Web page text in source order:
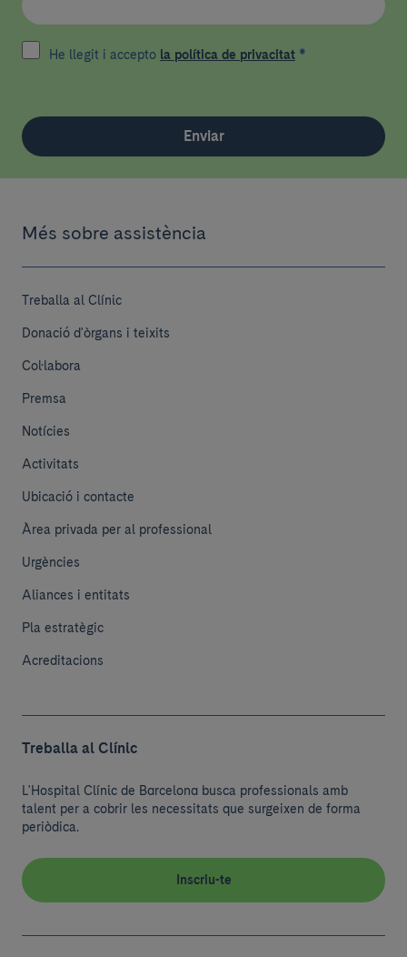
He llegit i accepto la política de privacitat *
Enviar
Més sobre assistència
Treballa al Clínic
Donació d'òrgans i teixits
Col·labora
Premsa
Notícies
Activitats
Ubicació i contacte
Àrea privada per al professional
Urgències
Aliances i entitats
Pla estratègic
Acreditacions
Treballa al Clínic
L'Hospital Clínic de Barcelona busca professionals amb
talent per a cobrir les necessitats que surgeixen de forma
periòdica.
Inscriu-te